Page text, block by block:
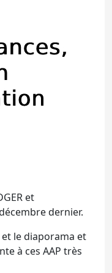
et
dernier.
le diaporama et
à ces AAP très